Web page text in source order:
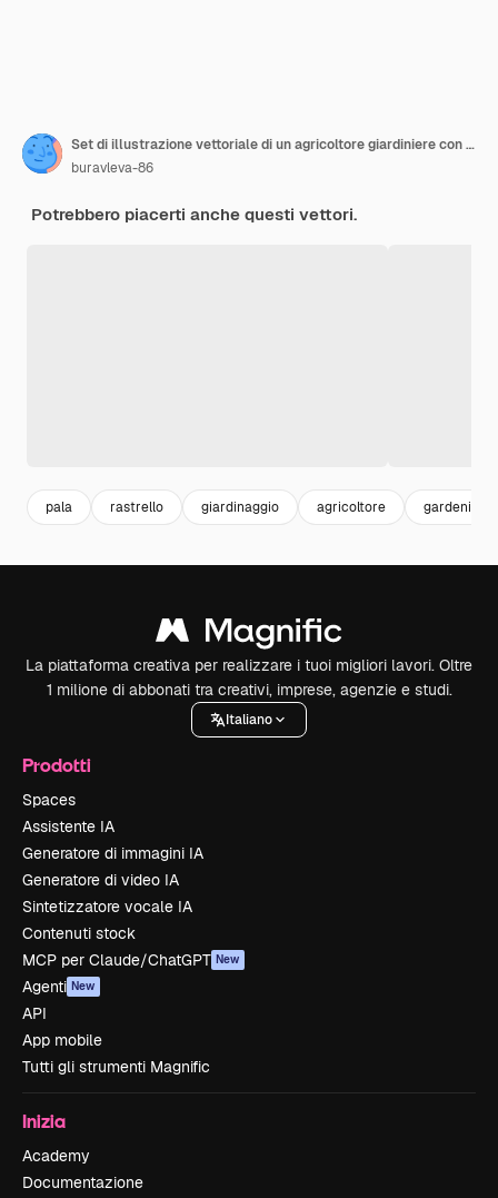
Set di illustrazione vettoriale di un agricoltore giardiniere con scatola di legno fiori semi e fertilizzanti
buravleva-86
Potrebbero piacerti anche questi vettori.
pala rastrello giardinaggio agricoltore gardening
La piattaforma creativa per realizzare i tuoi migliori lavori. Oltre
1 milione di abbonati tra creativi, imprese, agenzie e studi.
Italiano
Prodotti
Spaces
Assistente IA
Generatore di immagini IA
Generatore di video IA
Sintetizzatore vocale IA
Contenuti stock
MCP per Claude/ChatGPT New
Agenti New
API
App mobile
Tutti gli strumenti Magnific
Inizia
Academy
Documentazione